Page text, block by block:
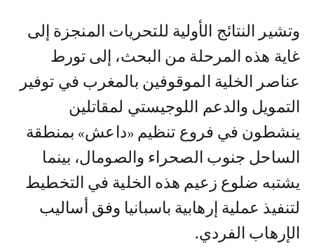
وتشير النتائج الأولية للتحريات المنجزة إلى
غاية هذه المرحلة من البحث، إلى تورط
عناصر الخلية الموقوفين بالمغرب في توفير
التمويل والدعم اللوجيستي لمقاتلين
ينشطون في فروع تنظيم «داعش» بمنطقة
الساحل جنوب الصحراء والصومال، بينما
يشتبه ضلوع زعيم هذه الخلية في التخطيط
لتنفيذ عملية إرهابية باسبانيا وفق أساليب
الإرهاب الفردي.